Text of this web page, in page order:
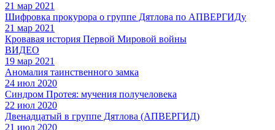
21 мар 2021
Шифровка прокурора о группе Дятлова по АПВЕРГИДу
21 мар 2021
Кровавая история Первой Мировой войны
ВИДЕО
19 мар 2021
Аномалия таинственного замка
24 июл 2020
Синдром Протея: мучения получеловека
22 июл 2020
Двенадцатый в группе Дятлова (АПВЕРГИД)
21 июл 2020